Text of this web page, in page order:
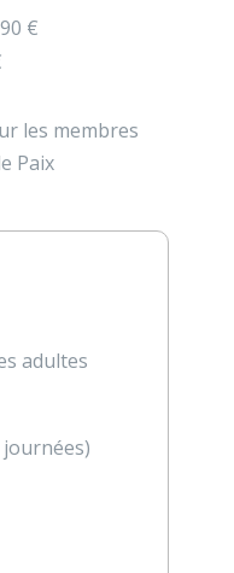
€
les membres
Paix
adultes